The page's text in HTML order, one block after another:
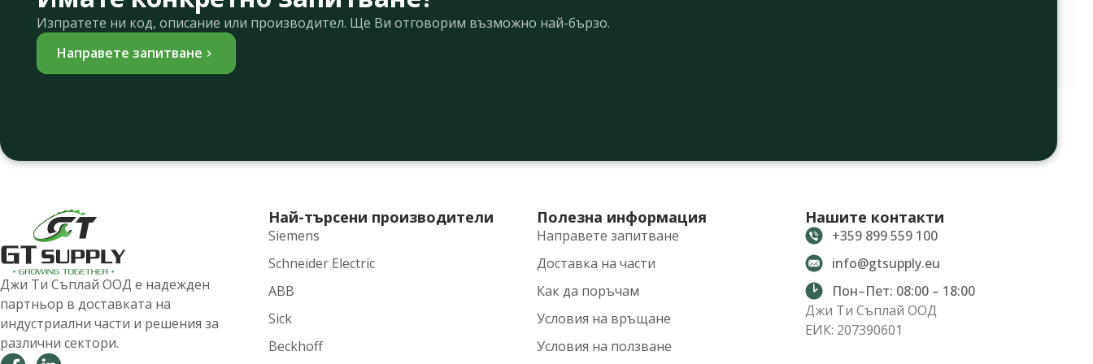
Изпратете ни код, описание или производител. Ще Ви отговорим възможно най-бързо.
Направете запитване
Джи Ти Съплай ООД е надежден
партньор в доставката на
индустриални части и решения за
различни сектори.
Най-търсени производители
Siemens
Schneider Electric
ABB
Sick
Beckhoff
Полезна информация
Направете запитване
Доставка на части
Как да поръчам
Условия на връщане
Условия на ползване
Нашите контакти
+359 899 559 100
info@gtsupply.eu
Пон–Пет: 08:00 – 18:00
Джи Ти Съплай ООД
ЕИК: 207390601